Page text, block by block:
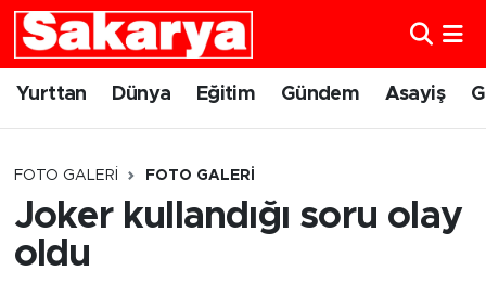
Yurttan Dünya Eğitim Gündem Asayiş
FOTO GALERI FOTO GALERI
Joker kullandığı soru olay
oldu
Yurttan
Gündem
Eskişehir Nöbetçi Eczaneler
Eskişehir Trafik Yoğunluk Haritası